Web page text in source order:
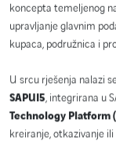
koncepta temeljenog
upravljanje glavnim
kupaca, podružnica i
U srcu rješenja nalazi
SAPUI5 , integrirana u
Technology Platform
kreiranje, otkazivanje